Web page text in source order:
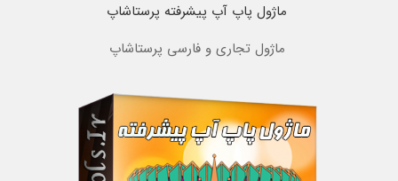
ماژول پاپ آپ پیشرفته پرستاشاپ
ماژول تجاری و فارسی پرستاشاپ